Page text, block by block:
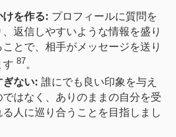
けを作る: プロフィールに質問を
返信しやすいような情報を盛り
とで、相手がメッセージを送り
す 87。
ぎない: 誰にでも良い印象を与え
ではなく、ありのままの自分を受
人に巡り合うことを目指しまし